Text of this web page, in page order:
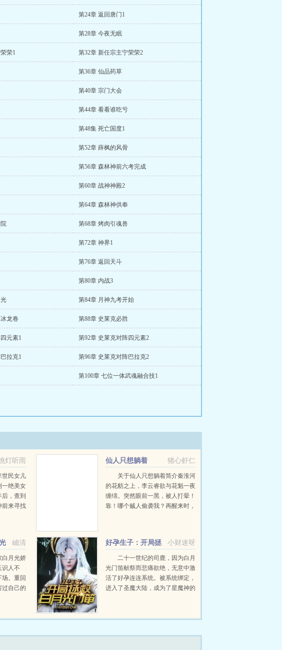
第24章 返回唐门1
第28章 今夜无眠
荣1 第32章 新任宗主宁荣荣2
第36章 仙品药草
第40章 宗门大会
第44章 看看谁吃亏
第48集 死亡国度1
第52章 薛枫的风骨
第56章 森林神前六考完成
第60章 战神神殿2
第64章 森林神供奉
第68章 烤肉引魂兽
第72章 神界1
第76章 返回天斗
第80章 内战3
第84章 月神九考开始
龙卷 第88章 史莱克必胜
元素1 第92章 史莱克对阵四元素2
拉克1 第96章 史莱克对阵巴拉克2
第100章 七位一体武魂融合技1
灯听雨
世民女儿
一绝美女
，查到
前来寻找
猪心虾仁
仙人只想躺着
关于仙人只想躺着简介秦淮河
的花舫之上，李云睿欲与花魁一夜
缠绵。突然眼前一黑，被人打晕！
靠！哪个贼人偷袭我？再醒来时，
云睿长叹...
岫清
白月光娇
识人不
。重回
过自己的
那个对自
小财迷呀
好孕生子：开局拯
救白月光门笛！
二十一世纪的司鹿，因为白月
光门笛献祭而悲痛欲绝，无意中激
活了好孕连连系统。被系统绑定，
进入了圣魔大陆，成为了星魔神的
门笛！这一次，她要拯救门笛，改